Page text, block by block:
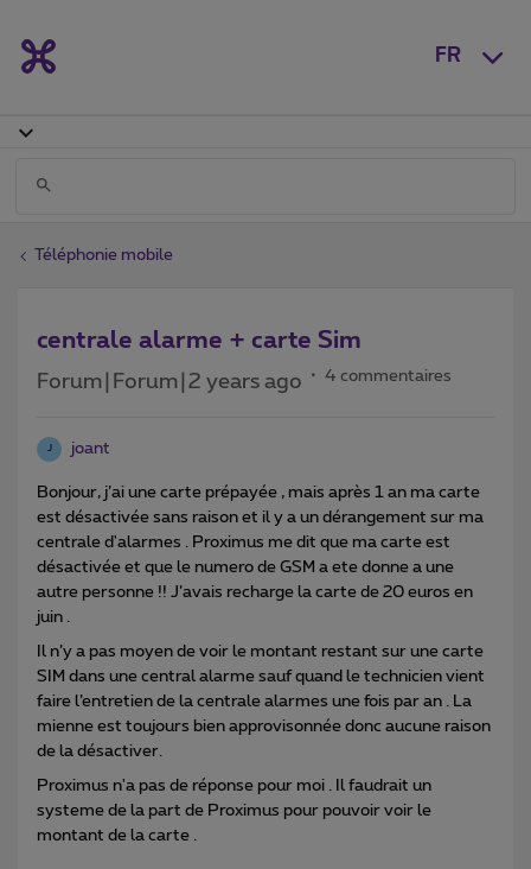
FR
Téléphonie mobile
centrale alarme + carte Sim
Forum|Forum|2 years ago 4 commentaires
J joant
Bonjour, j’ai une carte prépayée , mais après 1 an ma carte
est désactivée sans raison et il y a un dérangement sur ma
centrale d'alarmes . Proximus me dit que ma carte est
désactivée et que le numero de GSM a ete donne a une
autre personne !! J’avais recharge la carte de 20 euros en
juin .
Il n’y a pas moyen de voir le montant restant sur une carte
SIM dans une central alarme sauf quand le technicien vient
faire l’entretien de la centrale alarmes une fois par an . La
mienne est toujours bien approvisonnée donc aucune raison
de la désactiver.
Proximus n'a pas de réponse pour moi . Il faudrait un
systeme de la part de Proximus pour pouvoir voir le
montant de la carte .